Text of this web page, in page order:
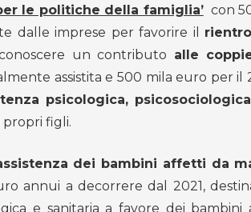
le politiche della famiglia’con 50
dalle imprese per favorire il
un contributo alle
assistita e 500 mila euro per il
psicologica, psicosociologica
figli.
dei bambini affetti da
annui a decorrere dal 2021,
e sanitaria a favore dei